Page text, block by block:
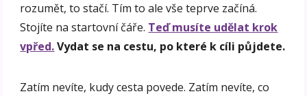
rozumět, to stačí. Tím to ale vše teprve začíná.
Stojíte na startovní čáře. Teď musíte udělat krok
vpřed. Vydat se na cestu, po které k cíli půjdete.
Zatím nevíte, kudy cesta povede. Zatím nevíte, co